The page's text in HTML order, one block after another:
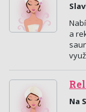
a
Na